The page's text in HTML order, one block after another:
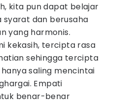
kita pun dapat belajar
dan berusaha
yang harmonis.
kekasih, tercipta rasa
sehingga tercipta
saling mencintai
Empati
benar-benar